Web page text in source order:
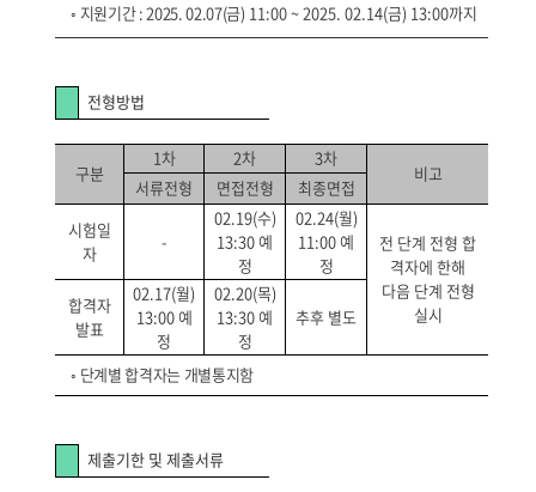
◦ 지원기간 : 2025. 02.07(금) 11:00 ~ 2025. 02.14(금) 13:00까지
전형방법
구분
1차 2차 3차
비고
서류전형 면접전형
최종면접
시험일
자
-
02.19(수)
13:30 예
정
02.24(월)
11:00 예
정
전 단계 전형 합
격자에 한해
다음 단계 전형
실시
합격자
발표
02.17(월)
13:00 예
정
02.20(목)
13:30 예
정
추후 별도
◦ 단계별 합격자는 개별통지함
제출기한 및 제출서류